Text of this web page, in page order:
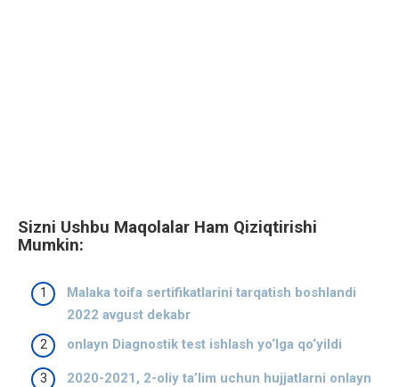
Sizni Ushbu Maqolalar Ham Qiziqtirishi
Mumkin:
Malaka toifa sertifikatlarini tarqatish boshlandi
2022 avgust dekabr
onlayn Diagnostik test ishlash yo‘lga qo‘yildi
2020-2021, 2-oliy ta’lim uchun hujjatlarni onlayn